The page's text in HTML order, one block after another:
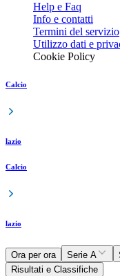
Help e Faq
Info e contatti
Termini del servizio
Utilizzo dati e
Cookie Policy
Calcio
lazio
Calcio
lazio
Ora per ora Serie A
Risultati e Classifiche